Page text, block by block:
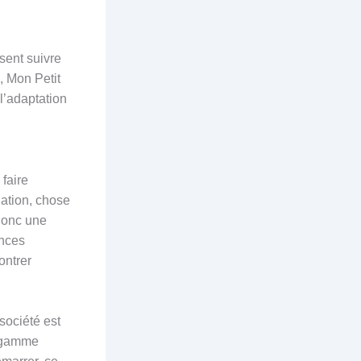
suivre
Mon Petit
faire
chose
une
est